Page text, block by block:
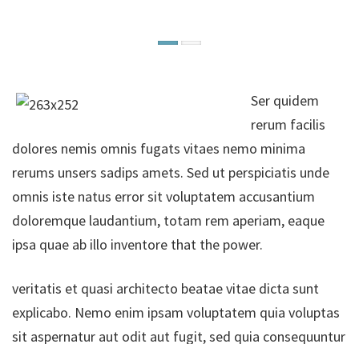
Ser quidem
rerum facilis
dolores nemis omnis fugats vitaes nemo minima
rerums unsers sadips amets. Sed ut perspiciatis unde
omnis iste natus error sit voluptatem accusantium
doloremque laudantium, totam rem aperiam, eaque
ipsa quae ab illo inventore that the power.
veritatis et quasi architecto beatae vitae dicta sunt
explicabo. Nemo enim ipsam voluptatem quia voluptas
sit aspernatur aut odit aut fugit, sed quia consequuntur